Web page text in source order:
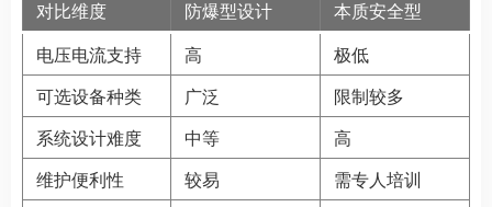
对比维度 防爆型设计
本质安全型
电压电流支持
高
极低
可选设备种类
广泛
限制较多
系统设计难度
中等
高
维护便利性
较易
需专人培训